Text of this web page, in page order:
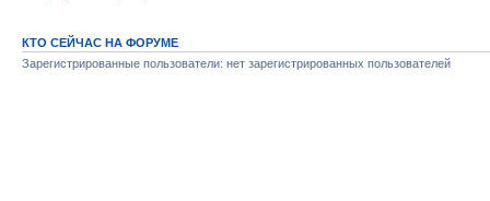
КТО СЕЙЧАС НА ФОРУМЕ
Зарегистрированные пользователи: нет зарегистрированных пользователей